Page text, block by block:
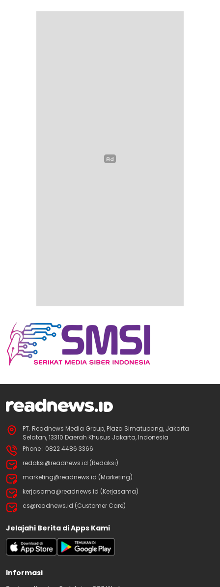
PT. Readnews Media Group, Plaza Simatupang, Jakarta
Selatan, 13310 Daerah Khusus Jakarta, Indonesia
Phone : 0822 4486 3366
redaksi@readnews.id (Redaksi)
marketing@readnews.id (Marketing)
kerjasama@readnews.id (Kerjasama)
cs@readnews.id (Customer Care)
Jelajahi Berita di Apps Kami
Informasi